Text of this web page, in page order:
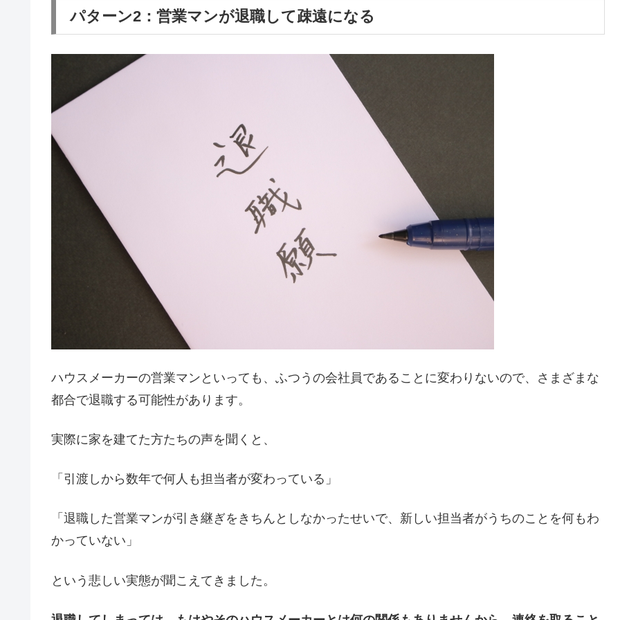
パターン2：営業マンが退職して疎遠になる
ハウスメーカーの営業マンといっても、ふつうの会社員であることに変わりないので、さまざまな
都合で退職する可能性があります。
実際に家を建てた方たちの声を聞くと、
「引渡しから数年で何人も担当者が変わっている」
「退職した営業マンが引き継ぎをきちんとしなかったせいで、新しい担当者がうちのことを何もわ
かっていない」
という悲しい実態が聞こえてきました。